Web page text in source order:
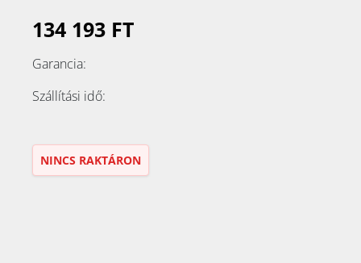
134 193 FT
Garancia:
Szállítási idő:
NINCS RAKTÁRON